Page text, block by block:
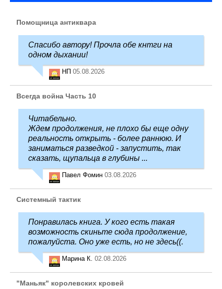
Помощница антиквара
Спасибо автору! Прочла обе кнтги на
одном дыхании!
НП 05.08.2026
Всегда война Часть 10
Читабельно.
Ждем продолжения, не плохо бы еще одну
реальность открыть - более раннюю. И
заниматься разведкой - запустить, так
сказать, щупальца в глубины ...
Павел Фомин 03.08.2026
Системный тактик
Понравилась книга. У кого есть такая
возможность скиньте сюда продолжение,
пожалуйста. Оно уже есть, но не здесь((.
Марина К. 02.08.2026
"Маньяк" королевских кровей